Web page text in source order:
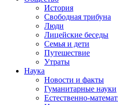
История
Свободная трибуна
Люди
Лицейские беседы
Семья и дети
Путешествие
Утраты
Наука
Новости и факты
Гуманитарные науки
Естественно-